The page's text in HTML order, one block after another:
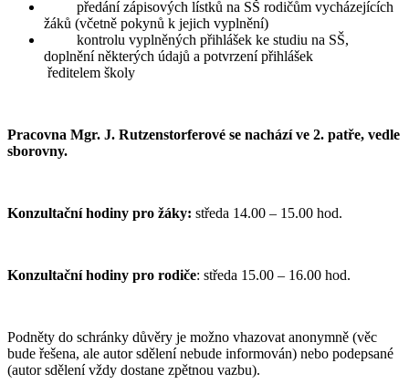
předání zápisových lístků na SŠ rodičům vycházejících
žáků (včetně pokynů k jejich vyplnění)
kontrolu vyplněných přihlášek ke studiu na SŠ,
doplnění některých údajů a potvrzení přihlášek
ředitelem školy
Pracovna Mgr. J. Rutzenstorferové se nachází ve 2. patře, vedle
sborovny.
Konzultační hodiny pro žáky: středa 14.00 – 15.00 hod.
Konzultační hodiny pro rodiče: středa 15.00 – 16.00 hod.
Podněty do schránky důvěry je možno vhazovat anonymně (věc
bude řešena, ale autor sdělení nebude informován) nebo podepsané
(autor sdělení vždy dostane zpětnou vazbu).